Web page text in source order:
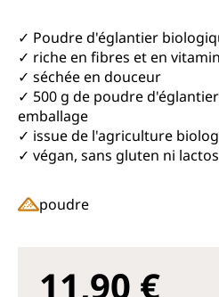
✓ Poudre d'églantier
✓ riche en fibres et en
✓ séchée en douceur
✓ 500 g de poudre
emballage
✓ issue de l'agriculture
✓ végan, sans gluten ni
poudre
11,90 €